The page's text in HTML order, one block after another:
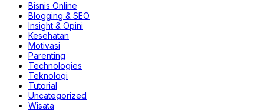
Bisnis Online
Blogging & SEO
Insight & Opini
Kesehatan
Motivasi
Parenting
Technologies
Teknologi
Tutorial
Uncategorized
Wisata